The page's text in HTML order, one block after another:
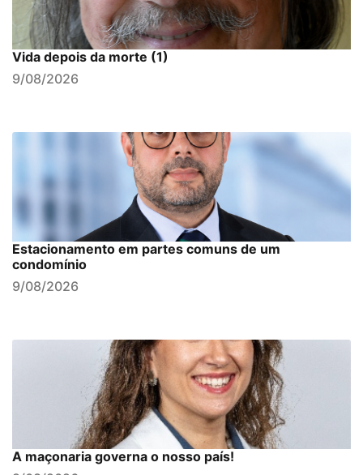
Vida depois da morte (1)
9/08/2026
Estacionamento em partes comuns de um
condomínio
9/08/2026
A maçonaria governa o nosso país!